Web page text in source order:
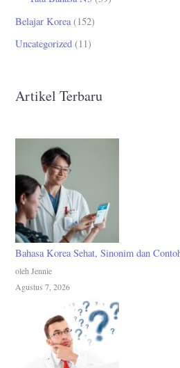
Belajar Korea (152)
Uncategorized (11)
Artikel Terbaru
Bahasa Korea Sehat, Sinonim dan
oleh Jennie
Agustus 7, 2026